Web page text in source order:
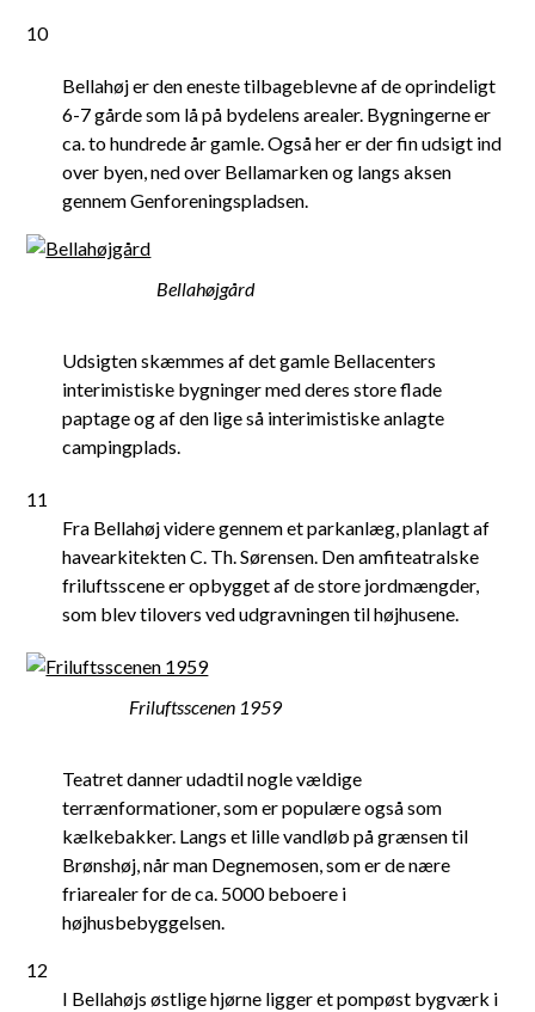
10
Bellahøj er den eneste tilbageblevne af de oprindeligt
6-7 gårde som lå på bydelens arealer. Bygningerne er
ca. to hundrede år gamle. Også her er der fin udsigt ind
over byen, ned over Bellamarken og langs aksen
gennem Genforeningspladsen.
Bellahøjgård
Udsigten skæmmes af det gamle Bellacenters
interimistiske bygninger med deres store flade
paptage og af den lige så interimistiske anlagte
campingplads.
11
Fra Bellahøj videre gennem et parkanlæg, planlagt af
havearkitekten C. Th. Sørensen. Den amfiteatralske
friluftsscene er opbygget af de store jordmængder,
som blev tilovers ved udgravningen til højhusene.
Friluftsscenen 1959
Teatret danner udadtil nogle vældige
terrænformationer, som er populære også som
kælkebakker. Langs et lille vandløb på grænsen til
Brønshøj, når man Degnemosen, som er de nære
friarealer for de ca. 5000 beboere i
højhusbebyggelsen.
12
I Bellahøjs østlige hjørne ligger et pompøst bygværk i